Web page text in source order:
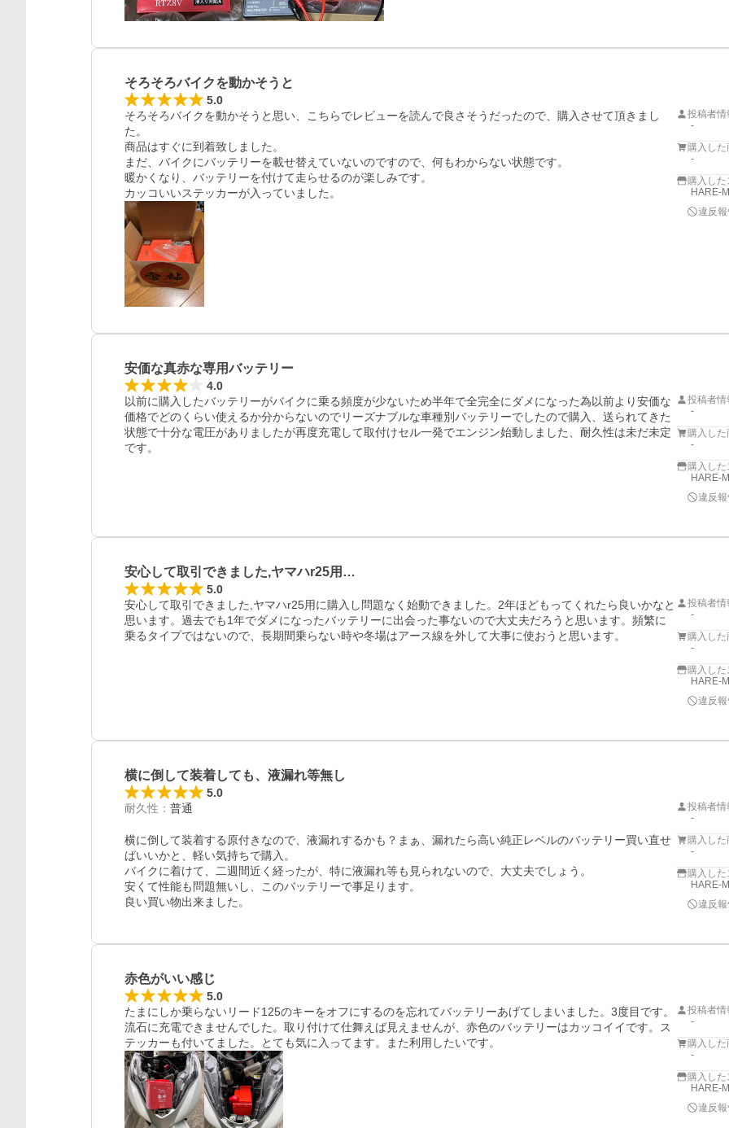
そろそろバイクを動かそうと
5.0
そろそろバイクを動かそうと思い、こちらでレビューを読んで良さそうだったので、購入させて頂きまし
た。
商品はすぐに到着致しました。
まだ、バイクにバッテリーを載せ替えていないのですので、何もわからない状態です。
暖かくなり、バッテリーを付けて走らせるのが楽しみです。
カッコいいステッカーが入っていました。
投稿者情
-
購入した
-
購入した
HARE-
違反
安価な真赤な専用バッテリー
4.0
以前に購入したバッテリーがバイクに乗る頻度が少ないため半年で全完全にダメになった為以前より安価な
価格でどのくらい使えるか分からないのでリーズナブルな車種別バッテリーでしたので購入、送られてきた
状態で十分な電圧がありましたが再度充電して取付けセル一発でエンジン始動しました、耐久性は未だ未定
投稿者情
-
購入した
-
購入した
HARE-
違反
安心して取引できました,ヤマハr25用…
5.0
安心して取引できました,ヤマハr25用に購入し問題なく始動できました。2年ほどもってくれたら良いかなと
思います。過去でも1年でダメになったバッテリーに出会った事ないので大丈夫だろうと思います。頻繁に
乗るタイプではないので、長期間乗らない時や冬場はアース線を外して大事に使おうと思います。
投稿者情
-
購入した
-
購入した
HARE-
違反
横に倒して装着しても、液漏れ等無し
5.0
耐久性 ： 普通
横に倒して装着する原付きなので、液漏れするかも？まぁ、漏れたら高い純正レベルのバッテリー買い直せ
ばいいかと、軽い気持ちで購入。
バイクに着けて、二週間近く経ったが、特に液漏れ等も見られないので、大丈夫でしょう。
安くて性能も問題無いし、このバッテリーで事足ります。
良い買い物出来ました。
投稿者情
-
購入した
-
購入した
HARE-
違反
赤色がいい感じ
5.0
たまにしか乗らないリード125のキーをオフにするのを忘れてバッテリーあげてしまいました。3度目です。
流石に充電できませんでした。取り付けて仕舞えば見えませんが、赤色のバッテリーはカッコイイです。ス
テッカーも付いてました。とても気に入ってます。また利用したいです。
投稿者情
-
購入した
-
購入した
HARE-
違反